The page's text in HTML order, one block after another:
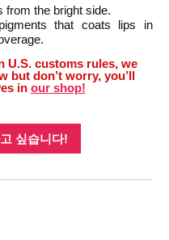
from the bright side.
that coats lips in
U.S. customs rules, we
but don’t worry, you’ll
in our shop!
싶습니다!